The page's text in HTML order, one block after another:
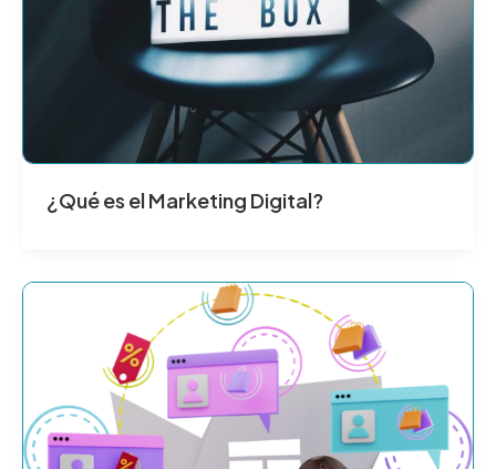
¿Qué es el Marketing Digital?